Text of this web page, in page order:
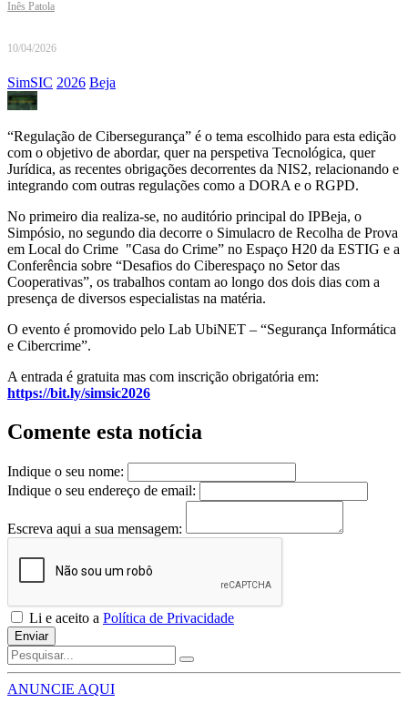
Inês Patola
10/04/2026
SimSIC 2026 Beja
“Regulação de Cibersegurança” é o tema escolhido para esta edição
com o objetivo de abordar, quer na perspetiva Tecnológica, quer
Jurídica, as recentes obrigações decorrentes da NIS2, relacionando e
integrando com outras regulações como a DORA e o RGPD.
No primeiro dia realiza-se, no auditório principal do IPBeja, o
Simpósio, no segundo dia decorre o Simulacro de Recolha de Prova
em Local do Crime "Casa do Crime” no Espaço H20 da ESTIG e a
Conferência sobre “Desafios do Ciberespaço no Setor das
Cooperativas”, os trabalhos contam ao longo dos dois dias com a
presença de diversos especialistas na matéria.
O evento é promovido pelo Lab UbiNET – “Segurança Informática
e Cibercrime”.
A entrada é gratuita mas com inscrição obrigatória em:
https://bit.ly/simsic2026
Comente esta notícia
Indique o seu nome:
Indique o seu endereço de email:
Escreva aqui a sua mensagem:
Li e aceito a Política de Privacidade
Enviar
ANUNCIE AQUI